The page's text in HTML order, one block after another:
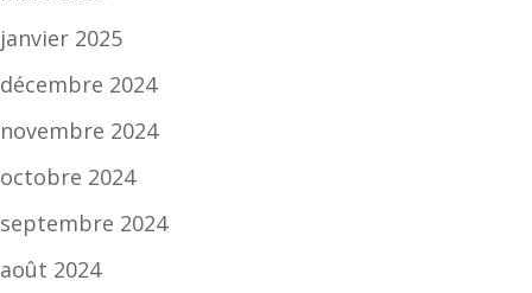
janvier 2025
décembre 2024
novembre 2024
octobre 2024
septembre 2024
août 2024